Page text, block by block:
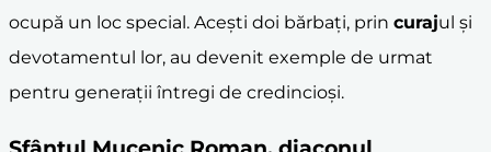
ocupă un loc special. Acești doi bărbați, prin curajul și
devotamentul lor, au devenit exemple de urmat
pentru generații întregi de credincioși.